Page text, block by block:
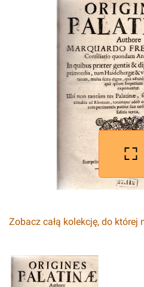
Zobacz całą kolekcję, do której